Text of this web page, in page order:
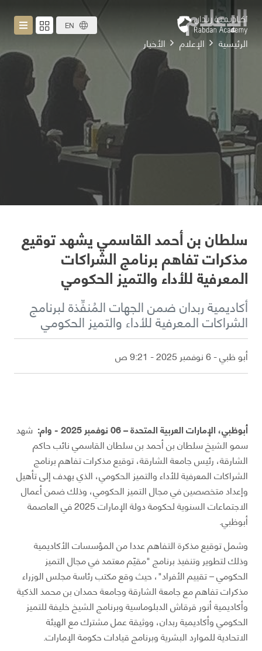
EN الإعلام
الرئيسية الإعلام الأخبار
سلطان بن أحمد القاسمي يشهد توقيع
مذكرات تفاهم برنامج الشراكات
المعرفية للأداء والتميز الحكومي
أكاديمية ربدان ضمن الجهات المُنفِّذة لبرنامج
الشراكات المعرفية للأداء والتميز الحكومي
أبو ظبي - 6 نوفمبر 2025 - 9:21 ص
أبوظبي، الإمارات العربية المتحدة – 06 نوفمبر 2025 - وام:
شهد
سمو الشيخ سلطان بن أحمد بن سلطان القاسمي نائب حاكم
الشارقة، رئيس جامعة الشارقة، توقيع مذكرات تفاهم برنامج
الشراكات المعرفية للأداء والتميز الحكومي، الذي يهدف إلى تأهيل
وإعداد متخصصين في مجال التميز الحكومي، وذلك ضمن أعمال
الاجتماعات السنوية لحكومة دولة الإمارات 2025 في العاصمة
أبوظبي.
وشمل توقيع مذكرة التفاهم عددا من المؤسسات الأكاديمية
وذلك لتطوير وتنفيذ برنامج "مقيّم معتمد في مجال التميز
الحكومي – تقييم الأفراد"، حيث وقع مكتب رئاسة مجلس الوزراء
مذكرات تفاهم مع جامعة الشارقة وجامعة حمدان بن محمد الذكية
وأكاديمية أنور قرقاش الدبلوماسية وبرنامج الشيخ خليفة للتميز
الحكومي وأكاديمية ربدان، ووثيقة عمل مشترك مع الهيئة
الاتحادية للموارد البشرية وبرنامج قيادات حكومة الإمارات.